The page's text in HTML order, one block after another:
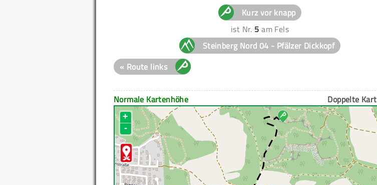
Kurz vor knapp
ist Nr. 5 am Fels
Steinberg Nord 04 - Pfälzer Dickkopf
« Route links
Normale Kartenhöhe Doppelte
+
-